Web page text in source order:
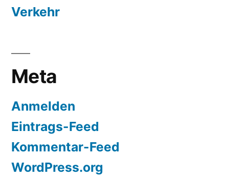
Verkehr
Meta
Anmelden
Eintrags-Feed
Kommentar-Feed
WordPress.org